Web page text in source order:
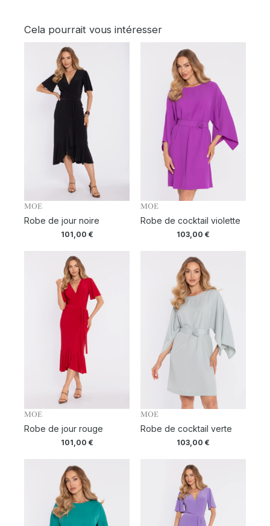
Cela pourrait vous intéresser
MOE
Robe de jour noire
101,00 €
MOE
Robe de cocktail violette
103,00 €
MOE
Robe de jour rouge
101,00 €
MOE
Robe de cocktail verte
103,00 €